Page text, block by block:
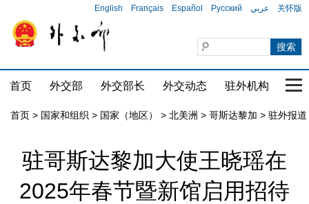
English Français Español Русский عربي 关怀版
首页 外交部 外交部长 外交动态 驻外机构 国
首页 > 国家和组织 > 国家（地区） > 北美洲 > 哥斯达黎加 > 驻外报道
驻哥斯达黎加大使王晓瑶在
2025年春节暨新馆启用招待